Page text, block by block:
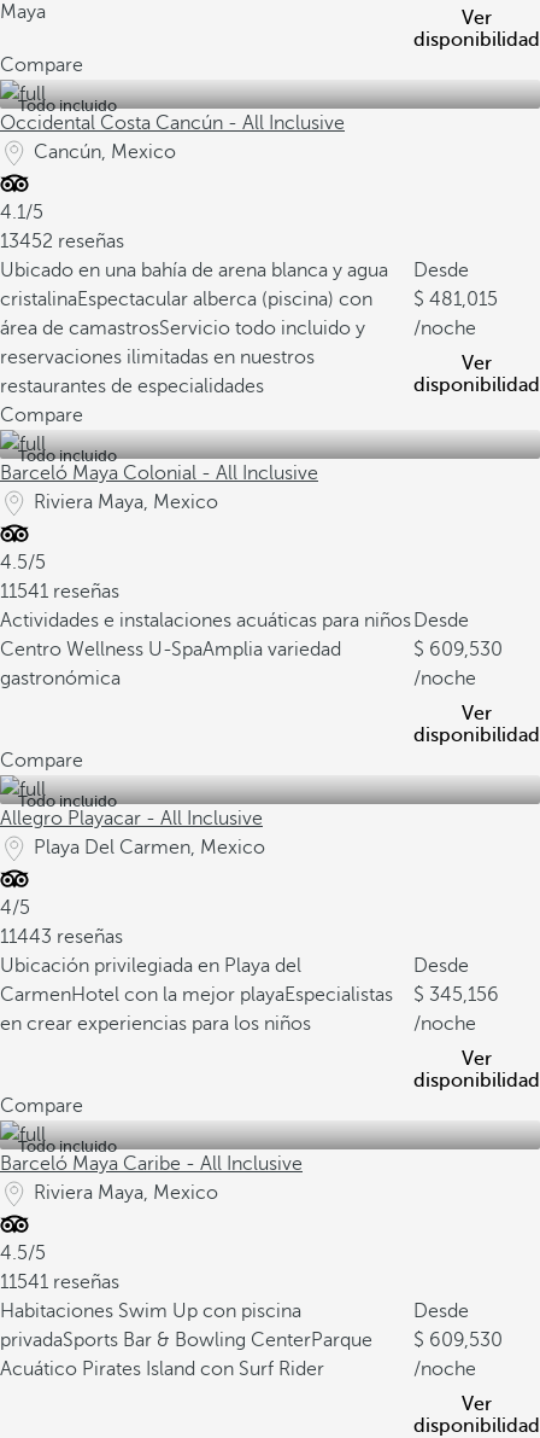
Maya
Ver
disponibilidad
Compare
Todo incluido
Occidental Costa Cancún - All Inclusive
Cancún, Mexico
4.1/5
13452 reseñas
Ubicado en una bahía de arena blanca y agua
cristalinaEspectacular alberca (piscina) con
área de camastrosServicio todo incluido y
reservaciones ilimitadas en nuestros
restaurantes de especialidades
Desde
481,015
/noche
Ver
disponibilidad
Compare
Todo incluido
Barceló Maya Colonial - All Inclusive
Riviera Maya, Mexico
4.5/5
11541 reseñas
Actividades e instalaciones acuáticas para niños
Centro Wellness U-SpaAmplia variedad
gastronómica
Desde
609,530
/noche
Ver
disponibilidad
Compare
Todo incluido
Allegro Playacar - All Inclusive
Playa Del Carmen, Mexico
4/5
11443 reseñas
Ubicación privilegiada en Playa del
CarmenHotel con la mejor playaEspecialistas
en crear experiencias para los niños
Desde
345,156
/noche
Ver
disponibilidad
Compare
Todo incluido
Barceló Maya Caribe - All Inclusive
Riviera Maya, Mexico
4.5/5
11541 reseñas
Habitaciones Swim Up con piscina
privadaSports Bar & Bowling CenterParque
Acuático Pirates Island con Surf Rider
Desde
609,530
/noche
Ver
disponibilidad